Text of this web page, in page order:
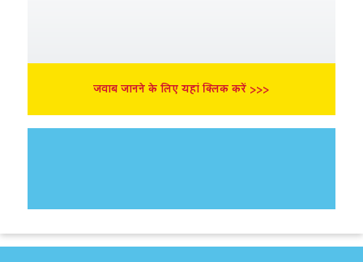
जवाब जानने के लिए यहां क्लिक करें >>>